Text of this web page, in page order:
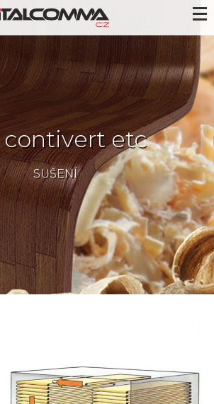
contivert etc
SUŠENÍ